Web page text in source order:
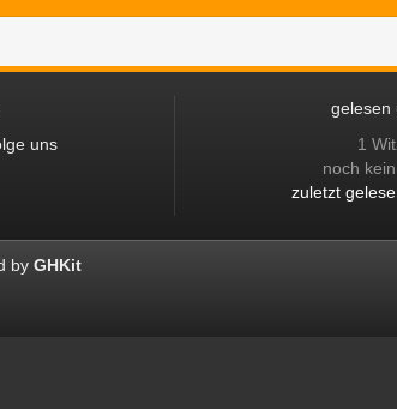
uns
gelesen
1
noch
zuletzt
by GHKit